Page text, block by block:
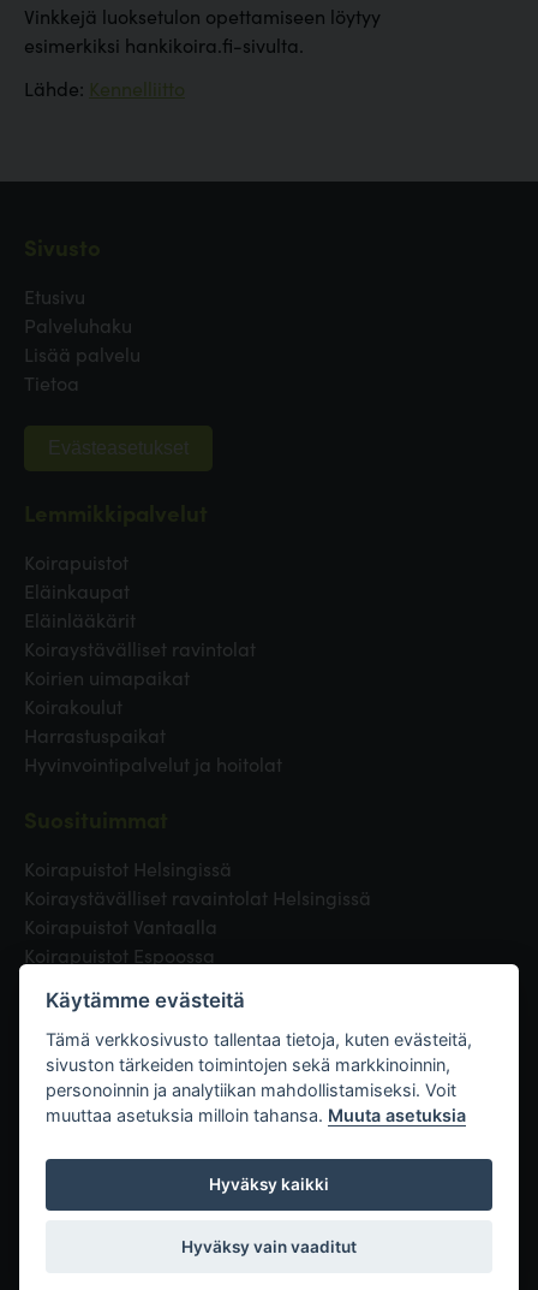
Vinkkejä luoksetulon opettamiseen löytyy
esimerkiksi hankikoira.fi-sivulta.
Lähde: Kennelliitto
Etusivu
Palveluhaku
Lisää palvelu
Tietoa
Evästeasetukset
Koirapuistot
Eläinkaupat
Eläinlääkärit
Koiraystävälliset ravintolat
Koirien uimapaikat
Koirakoulut
Harrastuspaikat
Hyvinvointipalvelut ja hoitolat
Koirapuistot Helsingissä
Koiraystävälliset ravaintolat Helsingissä
Koirapuistot Vantaalla
Koirapuistot Espoossa
Eläinlääkäri Helsingissä
Koirapuistot Tampereella
Linkit
Käytämme evästeitä
Tämä verkkosivusto tallentaa tietoja, kuten evästeitä,
sivuston tärkeiden toimintojen sekä markkinoinnin,
personoinnin ja analytiikan mahdollistamiseksi. Voit
muuttaa asetuksia milloin tahansa. Muuta asetuksia
Hyväksy kaikki
Hyväksy vain vaaditut